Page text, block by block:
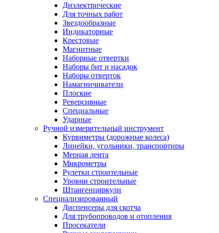
Диэлектрические
Для точных работ
Звездообразные
Индикаторные
Крестовые
Магнитные
Наборные отвертки
Наборы бит и насадок
Наборы отверток
Намагничиватели
Плоские
Реверсивные
Специальные
Ударные
Ручной измерительный инструмент
Курвиметры (дорожные колеса)
Линейки, угольники, транспортиры
Мерная лента
Микрометры
Рулетки строительные
Уровни строительные
Штангенциркули
Специализированный
Диспенсеры для скотча
Для трубопроводов и отопления
Просекатели